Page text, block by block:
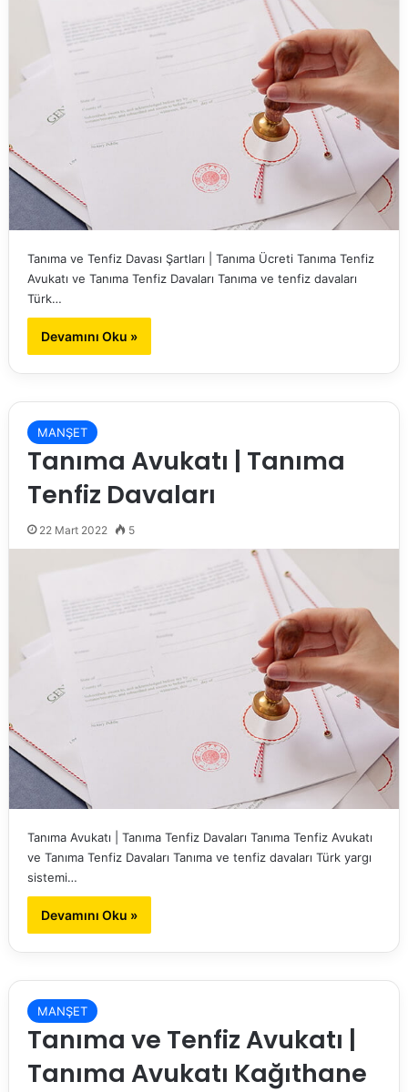
Tanıma ve Tenfiz Davası Şartları | Tanıma Ücreti Tanıma Tenfiz
Avukatı ve Tanıma Tenfiz Davaları Tanıma ve tenfiz davaları
Türk…
Devamını Oku »
MANŞET
Tanıma Avukatı | Tanıma
Tenfiz Davaları
22 Mart 2022 5
Tanıma Avukatı | Tanıma Tenfiz Davaları Tanıma Tenfiz Avukatı
ve Tanıma Tenfiz Davaları Tanıma ve tenfiz davaları Türk yargı
sistemi…
Devamını Oku »
MANŞET
Tanıma ve Tenfiz Avukatı |
Tanıma Avukatı Kağıthane